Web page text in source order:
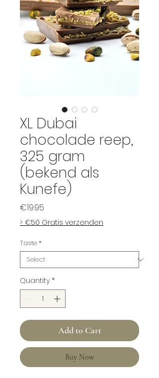
XL Dubai
chocolade reep,
325 gram
(bekend als
Kunefe)
€19.95
> €50 Gratis verzenden
Taste *
Quantity *
Add to Cart
Buy Now